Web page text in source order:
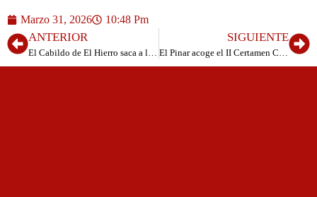
Marzo 31, 2026 10:48 Pm
ANTERIOR SIGUIENTE